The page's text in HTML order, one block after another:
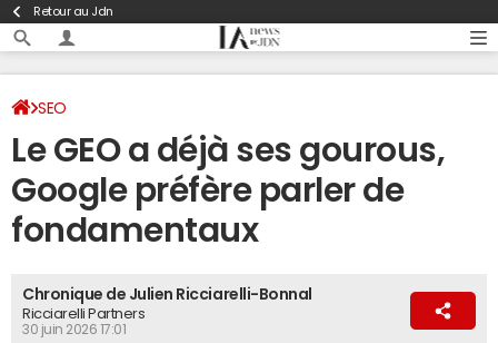
Retour au Jdn
SEO
Le GEO a déjà ses gourous,
Google préfère parler de
fondamentaux
Chronique de Julien Ricciarelli-Bonnal
Ricciarelli Partners
30 juin 2026 17:01